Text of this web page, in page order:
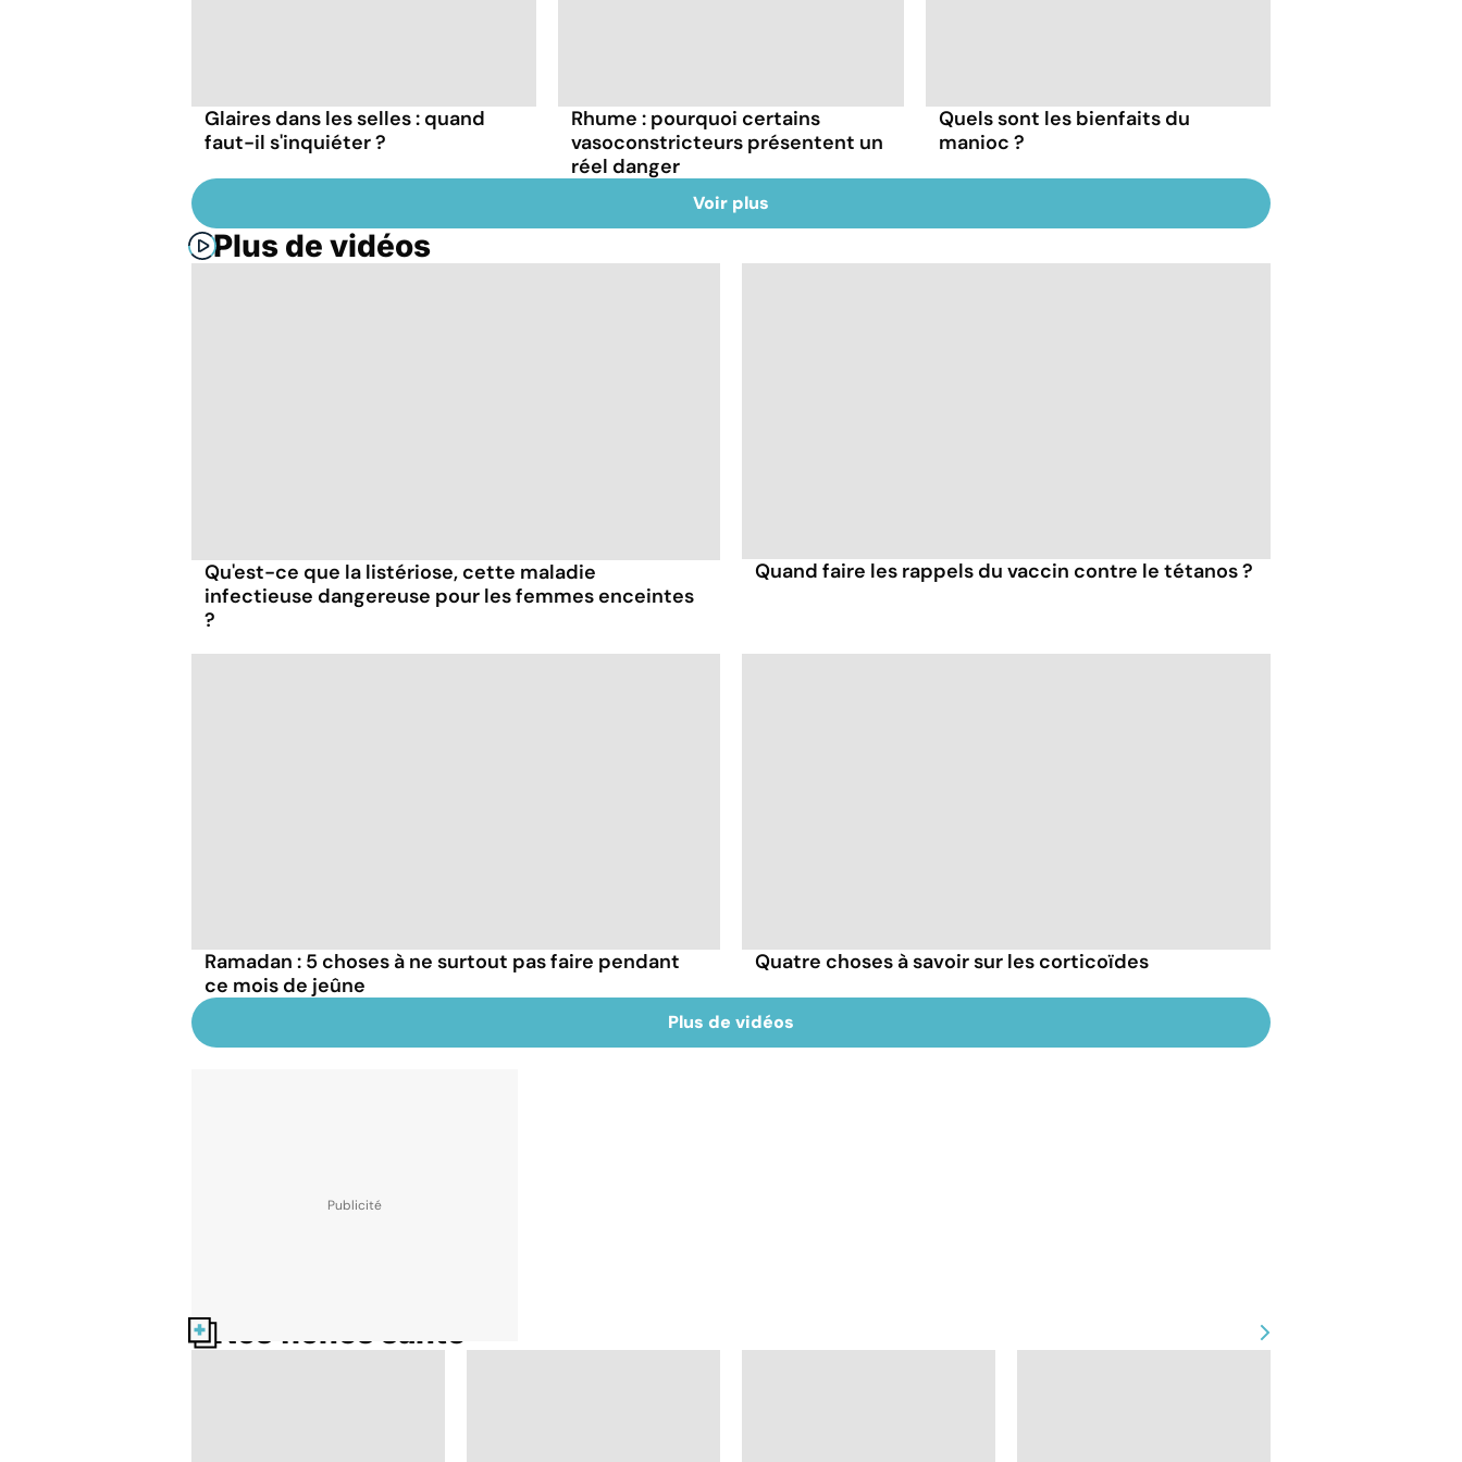
Glaires dans les selles : quand
faut-il s'inquiéter ?
Rhume : pourquoi certains
vasoconstricteurs présentent un
réel danger
Quels sont les bienfaits du
manioc ?
Voir plus
Plus de vidéos
Qu'est-ce que la listériose, cette maladie
infectieuse dangereuse pour les femmes enceintes
?
Quand faire les rappels du vaccin contre le tétanos ?
Ramadan : 5 choses à ne surtout pas faire pendant
ce mois de jeûne
Quatre choses à savoir sur les corticoïdes
Plus de vidéos
Nos fiches santé